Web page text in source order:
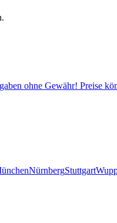
ohne Gewähr! Preise
NürnbergStuttgart